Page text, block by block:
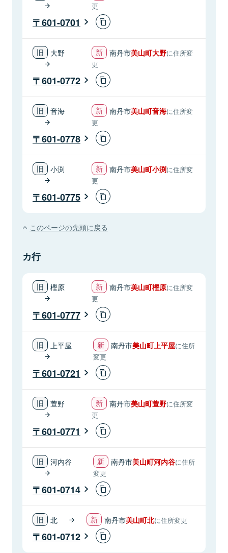
更
601-0701
大野 南丹市美山町大野に住所変
更
601-0772
音海 南丹市美山町音海に住所変
更
601-0778
小渕 南丹市美山町小渕に住所変
更
601-0775
このページの先頭に戻る
カ行
樫原 南丹市美山町樫原に住所変
更
601-0777
上平屋 南丹市美山町上平屋に住所
変更
601-0721
萱野 南丹市美山町萱野に住所変
更
601-0771
河内谷 南丹市美山町河内谷に住所
変更
601-0714
北 南丹市美山町北に住所変更
601-0712